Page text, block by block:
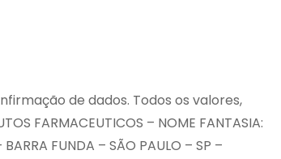
de dados. Todos os valores,
FARMACEUTICOS – NOME FANTASIA:
BARRA FUNDA – SÃO PAULO – SP –